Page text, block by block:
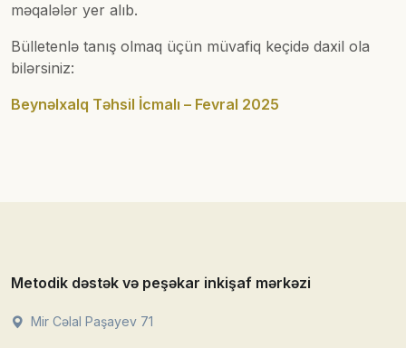
məqalələr yer alıb.
Bülletenlə tanış olmaq üçün müvafiq keçidə daxil ola
bilərsiniz:
Beynəlxalq Təhsil İcmalı – Fevral 2025
Metodik dəstək və peşəkar inkişaf mərkəzi
Mir Cəlal Paşayev 71